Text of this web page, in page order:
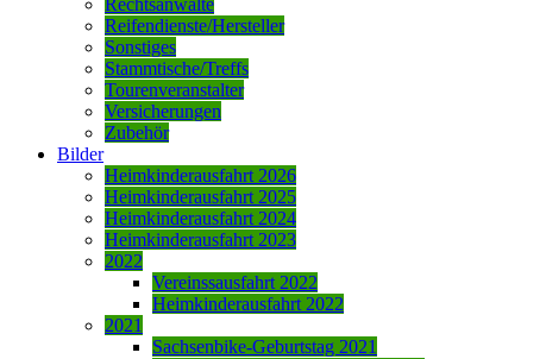
Reifendienste/Hersteller
Sonstiges
Stammtische/Treffs
Tourenveranstalter
Versicherungen
Zubehör
Bilder
Heimkinderausfahrt 2026
Heimkinderausfahrt 2025
Heimkinderausfahrt 2024
Heimkinderausfahrt 2023
2022
Vereinssausfahrt 2022
Heimkinderausfahrt 2022
2021
Sachsenbike-Geburtstag 2021